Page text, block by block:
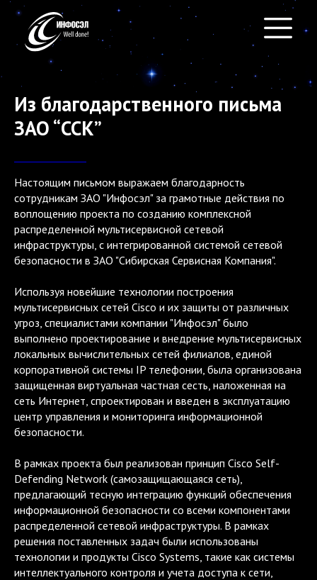
Из благодарственного письма
ЗАО “ССК”
Настоящим письмом выражаем благодарность
сотрудникам ЗАО "Инфосэл" за грамотные действия по
воплощению проекта по созданию комплексной
распределенной мультисервисной сетевой
инфраструктуры, с интегрированной системой сетевой
безопасности в ЗАО "Сибирская Сервисная Компания".
Используя новейшие технологии построения
мультисервисных сетей Cisco и их защиты от различных
угроз, специалистами компании "Инфосэл" было
выполнено проектирование и внедрение мультисервисных
локальных вычислительных сетей филиалов, единой
корпоративной системы IP телефонии, была организована
защищенная виртуальная частная сесть, наложенная на
сеть Интернет, спроектирован и введен в эксплуатацию
центр управления и мониторинга информационной
безопасности.
В рамках проекта был реализован принцип Cisco Self-
Defending Network (самозащищающаяся сеть),
предлагающий тесную интеграцию функций обеспечения
информационной безопасности со всеми компонентами
распределенной сетевой инфраструктуры. В рамках
решения поставленных задач были использованы
технологии и продукты Cisco Systems, такие как системы
интеллектуального контроля и учета доступа к сети,